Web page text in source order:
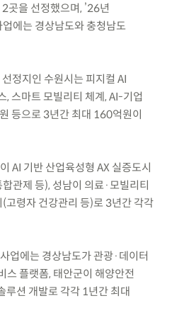
곳을 선정했으며, ’26년
에는 경상남도와 충청남도
정지인 수원시는 피지컬 AI
, 스마트 모빌리티 체계, AI-기업
등으로 3년간 최대 160억원이
AI 기반 산업육성형 AX 실증도시
관제 등), 성남이 의료·모빌리티
고령자 건강관리 등)로 3년간 각각
업에는 경상남도가 관광·데이터
스 플랫폼, 태안군이 해양안전
루션 개발로 각각 1년간 최대